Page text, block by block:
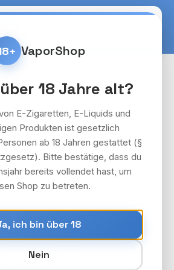
VaporShop
18 Jahre alt?
E-Zigaretten, E-Liquids und
Produkten ist gesetzlich
ab 18 Jahren gestattet (§
Bitte bestätige, dass du
bereits vollendet hast, um
Shop zu betreten.
ich bin über 18
Nein